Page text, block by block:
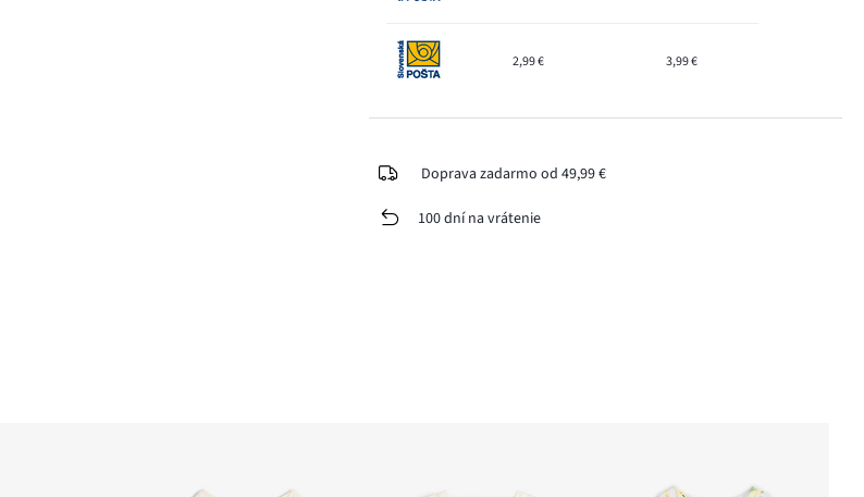
2,99 € 3,99 €
Doprava zadarmo od 49,99 €
100 dní na vrátenie